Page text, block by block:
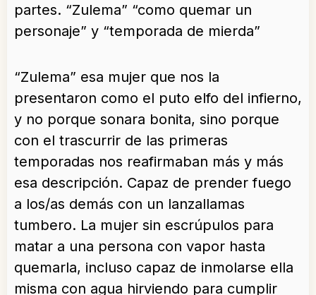
partes. “Zulema” “como quemar un
personaje” y “temporada de mierda”
“Zulema” esa mujer que nos la
presentaron como el puto elfo del infierno,
y no porque sonara bonita, sino porque
con el trascurrir de las primeras
temporadas nos reafirmaban más y más
esa descripción. Capaz de prender fuego
a los/as demás con un lanzallamas
tumbero. La mujer sin escrúpulos para
matar a una persona con vapor hasta
quemarla, incluso capaz de inmolarse ella
misma con agua hirviendo para cumplir